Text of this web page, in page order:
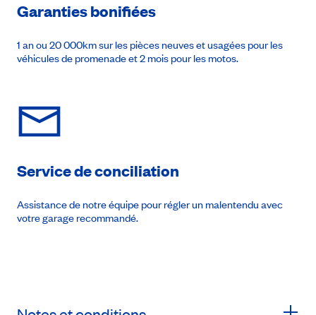
Garanties bonifiées
1 an ou 20 000km sur les pièces neuves et usagées pour les
véhicules de promenade et 2 mois pour les motos.
Service de conciliation
Assistance de notre équipe pour régler un malentendu avec
votre garage recommandé.